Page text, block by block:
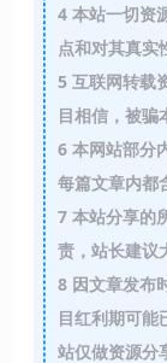
4本站一切资
点和对其真实
5互联网转载
目相信，被骗
6本网站部分
每篇文章内都
7本站分享的
责，站长建议
8因文章发布
目红利期可能
站仅做资源分